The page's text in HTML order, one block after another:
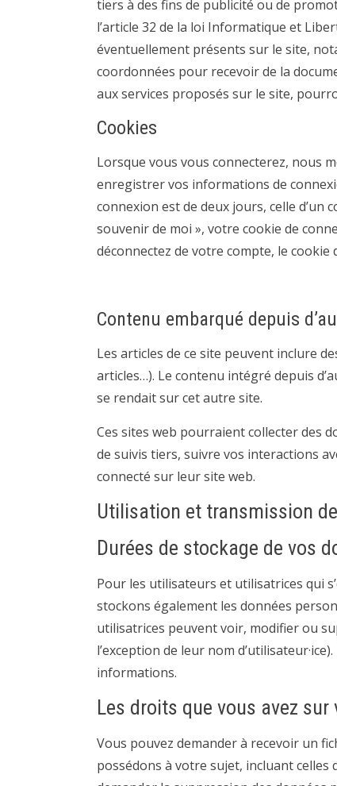
tiers à des fins de publicité ou de
l’article 32 de la loi Informatique et
éventuellement présents sur le site,
coordonnées pour recevoir de la
aux services proposés sur le site,
Cookies
Lorsque vous vous connecterez, nous
enregistrer vos informations de
connexion est de deux jours, celle d’un
souvenir de moi », votre cookie de
déconnectez de votre compte, le cookie
Contenu embarqué depuis
Les articles de ce site peuvent inclure
articles…). Le contenu intégré depuis
se rendait sur cet autre site.
Ces sites web pourraient collecter des
de suivis tiers, suivre vos interactions
connecté sur leur site web.
Utilisation et transmission
Durées de stockage de vos
Pour les utilisateurs et utilisatrices qui
stockons également les données
utilisatrices peuvent voir, modifier ou
l’exception de leur nom
informations.
Les droits que vous avez sur
Vous pouvez demander à recevoir un
possédons à votre sujet, incluant